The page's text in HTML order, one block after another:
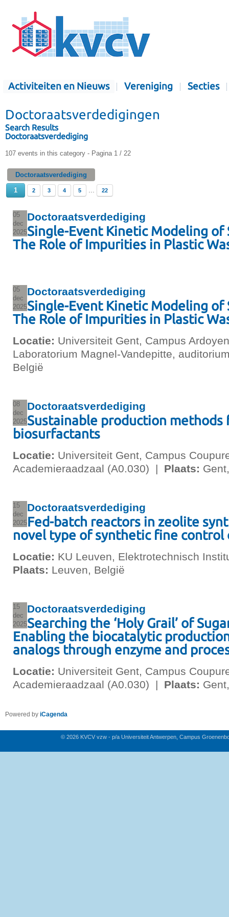
Activiteiten en Nieuws Vereniging Secties
Doctoraatsverdedigingen
Search Results
Doctoraatsverdediging
107 events in this category - Pagina 1 / 22
Doctoraatsverdediging
1
2 3 4 5 22
05
dec
2025
Doctoraatsverdediging
Single-Event Kinetic Modeling of
The Role of Impurities in Plastic
05
dec
2025
Doctoraatsverdediging
Single-Event Kinetic Modeling of
The Role of Impurities in Plastic
Locatie: Universiteit Gent, Campus
Laboratorium Magnel-Vandepitte,
België
08
dec
2025
Doctoraatsverdediging
Sustainable production
biosurfactants
Locatie: Universiteit Gent, Campus
Academieraadzaal (A0.030)
| Plaats:
15
dec
2025
Doctoraatsverdediging
Fed-batch reactors in zeolite
novel type of synthetic fine control
Locatie: KU Leuven, Elektrotechnisch
Plaats: Leuven, België
15
dec
2025
Doctoraatsverdediging
Searching the ‘Holy Grail’ of
Enabling the biocatalytic
analogs through enzyme and
Locatie: Universiteit Gent, Campus
Academieraadzaal (A0.030)
| Plaats:
Powered by iCagenda
© 2026 KVCV vzw - p/a Universiteit Antwerpen, Campus